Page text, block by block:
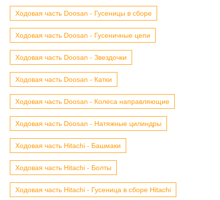
Ходовая часть Doosan - Гусеницы в сборе
Ходовая часть Doosan - Гусеничные цепи
Ходовая часть Doosan - Звездочки
Ходовая часть Doosan - Катки
Ходовая часть Doosan - Колеса направляющие
Ходовая часть Doosan - Натяжные цилиндры
Ходовая часть Hitachi - Башмаки
Ходовая часть Hitachi - Болты
Ходовая часть Hitachi - Гусеница в сборе Hitachi